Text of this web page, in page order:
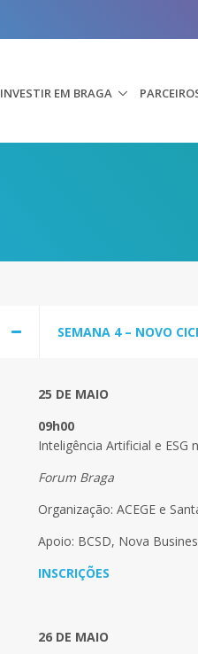
INVESTIR EM BRAGA
SEMANA 4 – NOVO
25 DE MAIO
09h00
Inteligência Artificial e ESG
Forum Braga
Organização: ACEGE e
Apoio: BCSD, Nova
INSCRIÇÕES
26 DE MAIO